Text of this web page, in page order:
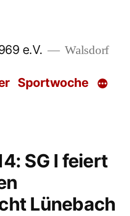
e.V.
Walsdorf
Sportwoche
SG I feiert
Lünebach